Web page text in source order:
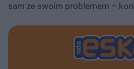
sam ze swoim problemem –